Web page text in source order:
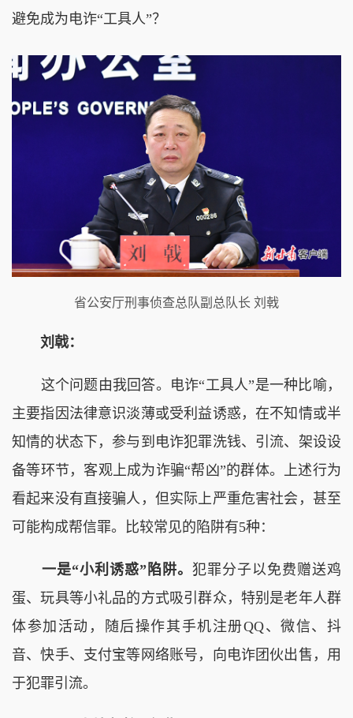
避免成为电诈“工具人”？
省公安厅刑事侦查总队副总队长 刘戟
刘戟：
这个问题由我回答。电诈“工具人”是一种比喻，
主要指因法律意识淡薄或受利益诱惑，在不知情或半
知情的状态下，参与到电诈犯罪洗钱、引流、架设设
备等环节，客观上成为诈骗“帮凶”的群体。上述行为
看起来没有直接骗人，但实际上严重危害社会，甚至
可能构成帮信罪。比较常见的陷阱有5种：
一是“小利诱惑”陷阱。 犯罪分子以免费赠送鸡
蛋、玩具等小礼品的方式吸引群众，特别是老年人群
体参加活动，随后操作其手机注册QQ、微信、抖
音、快手、支付宝等网络账号，向电诈团伙出售，用
于犯罪引流。